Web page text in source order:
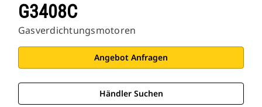
G3408C
Gasverdichtungsmotoren
Angebot Anfragen
Händler Suchen